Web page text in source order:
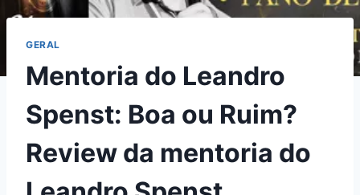
GERAL
Mentoria do Leandro
Spenst: Boa ou Ruim?
Review da mentoria do